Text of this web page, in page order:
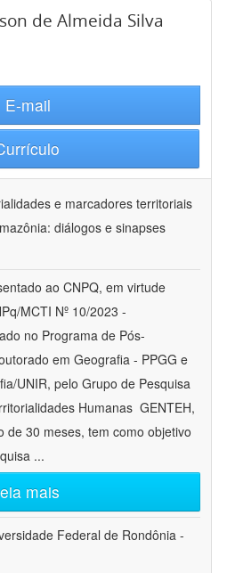
de Almeida Silva
E-mail
e marcadores territoriais
diálogos e sinapses
ao CNPQ, em virtude
MCTI Nº 10/2023 -
no Programa de Pós-
em Geografia - PPGG e
UNIR, pelo Grupo de Pesquisa
Humanas  GENTEH,
de 30 meses, tem como objetivo
...
mais
Federal de Rondônia -